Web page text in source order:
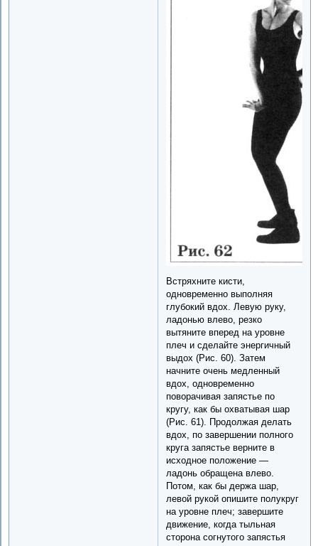
Встряхните кисти,
одновременно выполняя
глубокий вдох. Левую руку,
ладонью влево, резко
вытяните вперед на уровне
плеч и сделайте энергичный
выдох (Рис. 60). Затем
начните очень медленный
вдох, одновременно
поворачивая запястье по
кругу, как бы охватывая шар
(Рис. 61). Продолжая делать
вдох, по завершении полного
круга запястье верните в
исходное положение —
ладонь обращена влево.
Потом, как бы держа шар,
левой рукой опишите полукруг
на уровне плеч; завершите
движение, когда тыльная
сторона согнутого запястья